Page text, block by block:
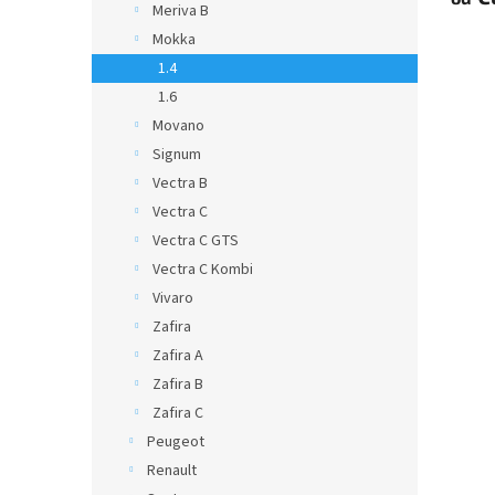
Meriva B
Mokka
1.4
1.6
Movano
Signum
Vectra B
Vectra C
Vectra C GTS
Vectra C Kombi
Vivaro
Zafira
Zafira A
Zafira B
Zafira C
Peugeot
Renault